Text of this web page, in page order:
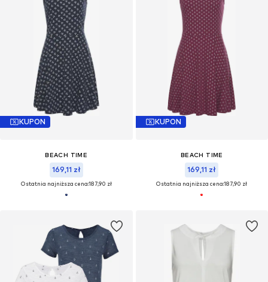
KUPON
BEACH TIME
169,11 zł
Ostatnia najniższa cena:187,90 zł
KUPON
BEACH TIME
169,11 zł
Ostatnia najniższa cena:187,90 zł